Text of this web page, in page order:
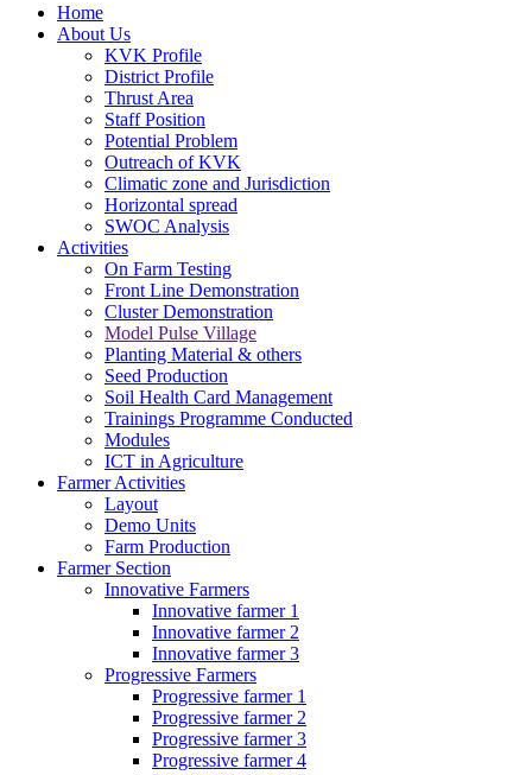
Home
About Us
KVK Profile
District Profile
Thrust Area
Staff Position
Potential Problem
Outreach of KVK
Climatic zone and Jurisdiction
Horizontal spread
SWOC Analysis
Activities
On Farm Testing
Front Line Demonstration
Cluster Demonstration
Model Pulse Village
Planting Material & others
Seed Production
Soil Health Card Management
Trainings Programme Conducted
Modules
ICT in Agriculture
Farmer Activities
Layout
Demo Units
Farm Production
Farmer Section
Innovative Farmers
Innovative farmer 1
Innovative farmer 2
Innovative farmer 3
Progressive Farmers
Progressive farmer 1
Progressive farmer 2
Progressive farmer 3
Progressive farmer 4